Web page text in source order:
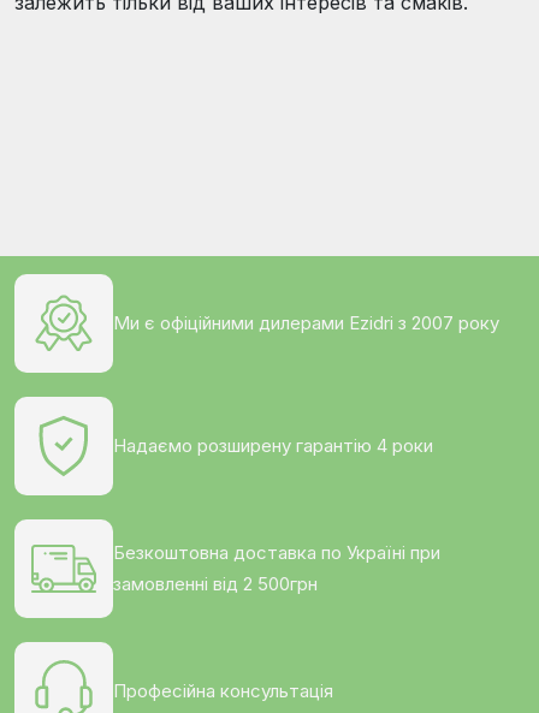
Ми є офіційними дилерами Ezidri з 2007 року
Надаємо розширену гарантію 4 роки
Безкоштовна доставка по Україні при
замовленні від 2 500грн
Професійна консультація